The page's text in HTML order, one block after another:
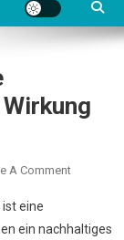
A CommentOn
–
eine
ein nachhaltiges